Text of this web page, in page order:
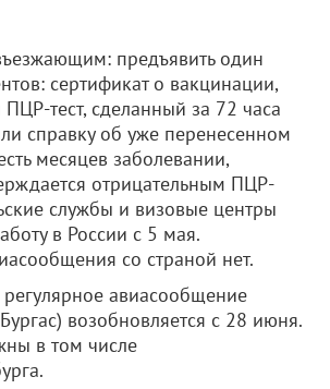
предъявить один
сертификат о вакцинации,
тест, сделанный за 72 часа
справку об уже перенесенном
месяцев заболевании,
отрицательным ПЦР-
службы и визовые центры
в России с 5 мая.
со страной нет.
регулярное авиасообщение
возобновляется с 28 июня.
в том числе